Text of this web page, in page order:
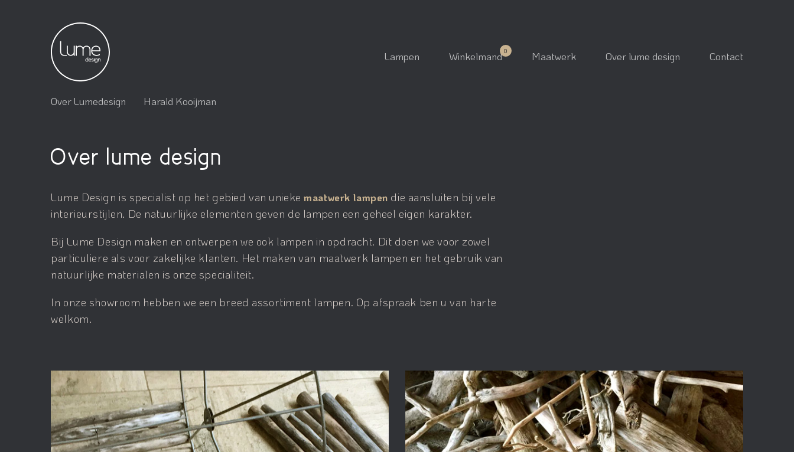
Lampen Winkelmand Maatwerk Over lume design Contact
Over Lumedesign Harald Kooijman
Over lume design
Lume Design is specialist op het gebied van uniekemaatwerk lampen die aansluiten bij vele
interieurstijlen. De natuurlijke elementen geven de lampen een geheel eigen karakter.
Bij Lume Design maken en ontwerpen we ook lampen in opdracht. Dit doen we voor zowel
particuliere als voor zakelijke klanten. Het maken van maatwerk lampen en het gebruik van
natuurlijke materialen is onze specialiteit.
In onze showroom hebben we een breed assortiment lampen. Op afspraak ben u van harte
welkom.